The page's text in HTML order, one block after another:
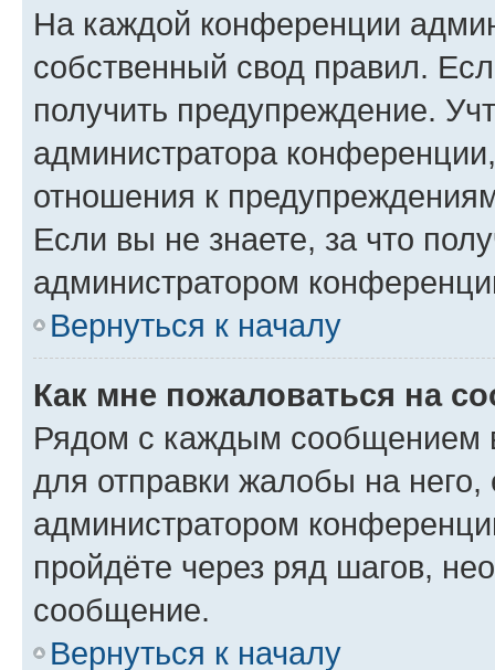
На каждой конференции
собственный свод правил.
получить предупреждение.
администратора
отношения к
Если вы не знаете, за что
администратором
Вернуться к началу
Как мне пожаловаться на
Рядом с каждым сообщением
для отправки жалобы на
администратором
пройдёте через ряд шагов,
сообщение.
Вернуться к началу